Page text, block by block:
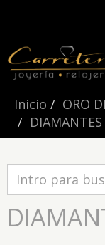
Inicio ORO
DIAMANTES